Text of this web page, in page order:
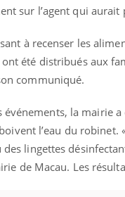
sur l’agent qui
à recenser les
été distribués aux
communiqué.
la mairie
l’eau du
lingettes
de Macau. Les